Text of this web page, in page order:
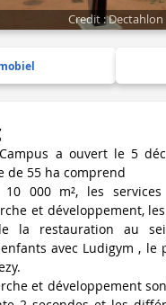
Credit : Dectahlon
a ouvert le 5
de 55 ha comprend
10 000 m², les
et développement,
la restauration au
avec Ludigym , le
et développement